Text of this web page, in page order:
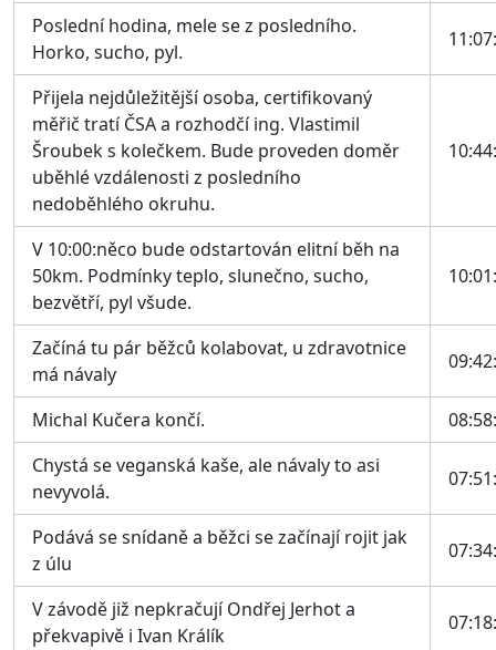
Poslední hodina, mele se z posledního.
Horko, sucho, pyl.
Přijela nejdůležitější osoba, certifikovaný
měřič tratí ČSA a rozhodčí ing. Vlastimil
Šroubek s kolečkem. Bude proveden doměr
uběhlé vzdálenosti z posledního
nedoběhlého okruhu.
V 10:00:něco bude odstartován elitní běh na
50km. Podmínky teplo, slunečno, sucho,
bezvětří, pyl všude.
Začíná tu pár běžců kolabovat, u zdravotnice
má návaly
Michal Kučera končí.
Chystá se veganská kaše, ale návaly to asi
nevyvolá.
Podává se snídaně a běžci se začínají rojit jak
z úlu
V závodě již nepkračují Ondřej Jerhot a
překvapivě i Ivan Králík